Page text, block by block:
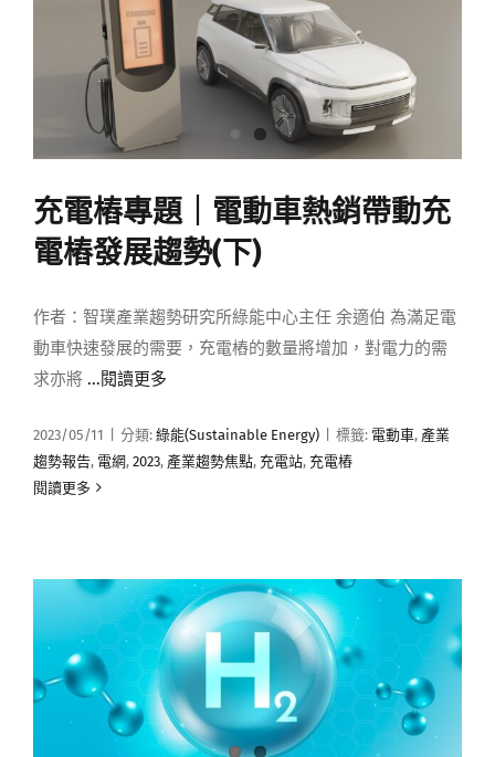
充電樁專題｜電動車熱銷帶動充
電樁發展趨勢(下)
作者：智璞產業趨勢研究所綠能中心主任 余適伯 為滿足電
動車快速發展的需要，充電樁的數量將增加，對電力的需
求亦將 ...閱讀更多
2023/05/11 分類: 綠能(Sustainable Energy) 標籤: 電動車, 產業
趨勢報告, 電網, 2023, 產業趨勢焦點, 充電站, 充電樁
閱讀更多